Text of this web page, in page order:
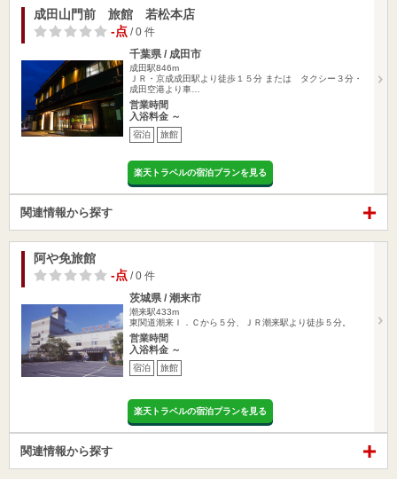
成田山門前 旅館 若松本店
-点 / 0 件
千葉県 / 成田市
成田駅846m
ＪＲ・京成成田駅より徒歩１５分 または タクシー３分・
成田空港より車…
営業時間
入浴料金 ～
宿泊 旅館
楽天トラベルの宿泊プランを見る
関連情報から探す
阿や免旅館
-点 / 0 件
茨城県 / 潮来市
潮来駅433m
東関道潮来Ｉ．Ｃから５分、ＪＲ潮来駅より徒歩５分。
営業時間
入浴料金 ～
宿泊 旅館
楽天トラベルの宿泊プランを見る
関連情報から探す